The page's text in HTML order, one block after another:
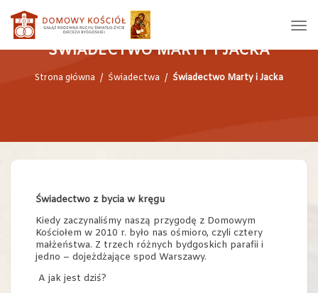
ŚWIADECTWO MARTY I JACKA
Strona główna / Świadectwa / Świadectwo Marty i Jacka
Świadectwo z bycia w kręgu
Kiedy zaczynaliśmy naszą przygodę z Domowym
Kościołem w 2010 r. było nas ośmioro, czyli cztery
małżeństwa. Z trzech różnych bydgoskich parafii i
jedno – dojeżdżające spod Warszawy.
A jak jest dziś?